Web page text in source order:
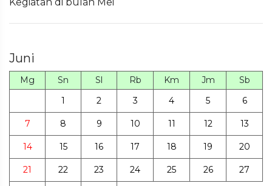
Juni
Mg Sn Sl Rb Km Jm
Sb
1
2 3 4 5 6
7 8 9 10 11 12 13
14 15 16 17 18 19 20
21 22 23 24 25 26 27